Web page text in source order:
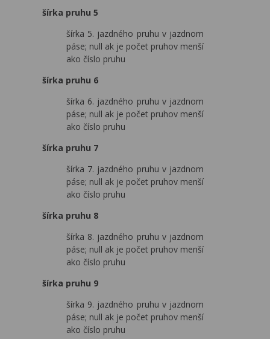
šírka pruhu 5
šírka 5. jazdného pruhu v jazdnom
páse; null ak je počet pruhov menší
ako číslo pruhu
šírka pruhu 6
šírka 6. jazdného pruhu v jazdnom
páse; null ak je počet pruhov menší
ako číslo pruhu
šírka pruhu 7
šírka 7. jazdného pruhu v jazdnom
páse; null ak je počet pruhov menší
ako číslo pruhu
šírka pruhu 8
šírka 8. jazdného pruhu v jazdnom
páse; null ak je počet pruhov menší
ako číslo pruhu
šírka pruhu 9
šírka 9. jazdného pruhu v jazdnom
páse; null ak je počet pruhov menší
ako číslo pruhu